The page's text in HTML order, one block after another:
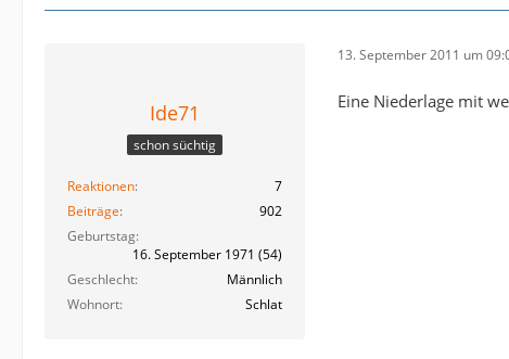
Ide71
schon süchtig
Reaktionen
7
Beiträge
902
Geburtstag
16. September 1971 (54)
Geschlecht
Männlich
Wohnort
Schlat
13. September 2011 um
Eine Niederlage mit